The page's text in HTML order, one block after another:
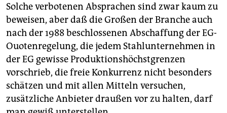
abo
genossenschaft
epaper login
Solche verbotenen Absprachen sind zwar kaum zu
beweisen, aber daß die Großen der Branche auch
nach der 1988 beschlossenen Abschaffung der EG-
Ouotenregelung, die jedem Stahlunternehmen in
der EG gewisse Produktionshöchstgrenzen
vorschrieb, die freie Konkurrenz nicht besonders
schätzen und mit allen Mitteln versuchen,
zusätzliche Anbieter draußen vor zu halten, darf